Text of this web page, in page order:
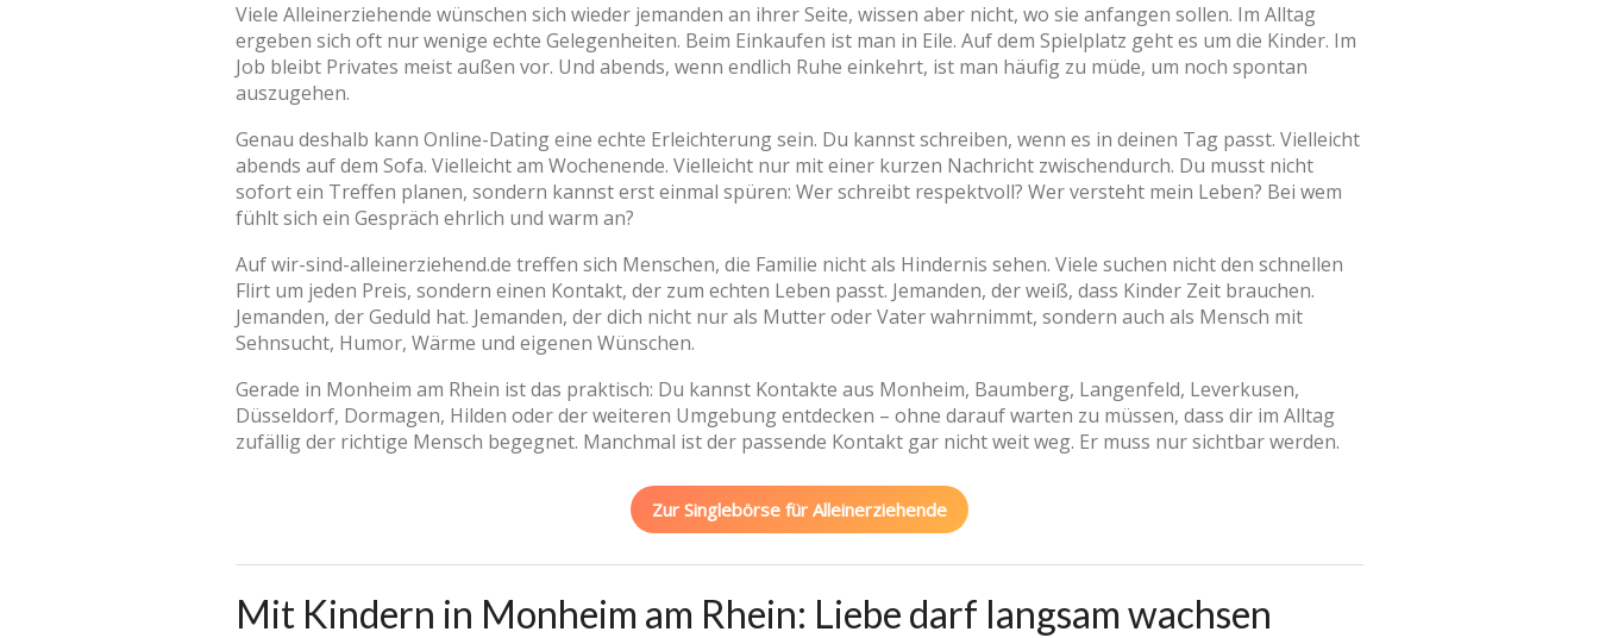
Viele Alleinerziehende wünschen sich wieder jemanden an ihrer Seite, wissen aber nicht, wo sie anfangen sollen. Im Alltag
ergeben sich oft nur wenige echte Gelegenheiten. Beim Einkaufen ist man in Eile. Auf dem Spielplatz geht es um die Kinder. Im
Job bleibt Privates meist außen vor. Und abends, wenn endlich Ruhe einkehrt, ist man häufig zu müde, um noch spontan
auszugehen.
Genau deshalb kann Online-Dating eine echte Erleichterung sein. Du kannst schreiben, wenn es in deinen Tag passt. Vielleicht
abends auf dem Sofa. Vielleicht am Wochenende. Vielleicht nur mit einer kurzen Nachricht zwischendurch. Du musst nicht
sofort ein Treffen planen, sondern kannst erst einmal spüren: Wer schreibt respektvoll? Wer versteht mein Leben? Bei wem
fühlt sich ein Gespräch ehrlich und warm an?
Auf wir-sind-alleinerziehend.de treffen sich Menschen, die Familie nicht als Hindernis sehen. Viele suchen nicht den schnellen
Flirt um jeden Preis, sondern einen Kontakt, der zum echten Leben passt. Jemanden, der weiß, dass Kinder Zeit brauchen.
Jemanden, der Geduld hat. Jemanden, der dich nicht nur als Mutter oder Vater wahrnimmt, sondern auch als Mensch mit
Sehnsucht, Humor, Wärme und eigenen Wünschen.
Gerade in Monheim am Rhein ist das praktisch: Du kannst Kontakte aus Monheim, Baumberg, Langenfeld, Leverkusen,
Düsseldorf, Dormagen, Hilden oder der weiteren Umgebung entdecken – ohne darauf warten zu müssen, dass dir im Alltag
zufällig der richtige Mensch begegnet. Manchmal ist der passende Kontakt gar nicht weit weg. Er muss nur sichtbar werden.
Zur Singlebörse für Alleinerziehende
Mit Kindern in Monheim am Rhein: Liebe darf langsam wachsen